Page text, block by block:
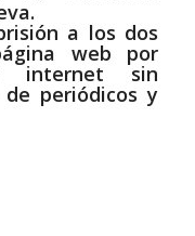
a los dos
web por
internet sin
periódicos y